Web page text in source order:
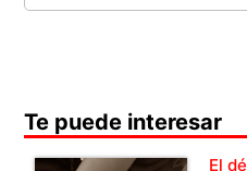
Te puede interesar
El